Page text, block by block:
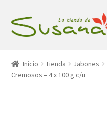
Ir
a
Ir
al
Promociones
Inicio Tienda Jabones
Cremosos – 4 x 100 g c/u